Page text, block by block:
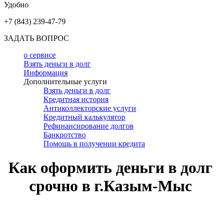
Удобно
+7 (843) 239-47-79
ЗАДАТЬ ВОПРОС
о сервисе
Взять деньги в долг
Информация
Дополнительные услуги
Взять деньги в долг
Кредитная история
Антиколлекторские услуги
Кредитный калькулятор
Рефинансирование долгов
Банкротство
Помощь в получении кредита
Как оформить деньги в долг
срочно в г.Казым-Мыс